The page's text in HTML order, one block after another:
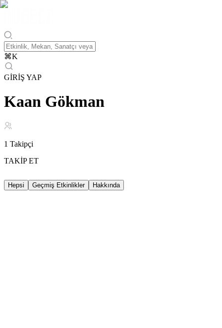
⌘K
GİRİŞ YAP
Kaan Gökman
1 Takipçi
TAKİP ET
Hepsi Geçmiş Etkinlikler Hakkında